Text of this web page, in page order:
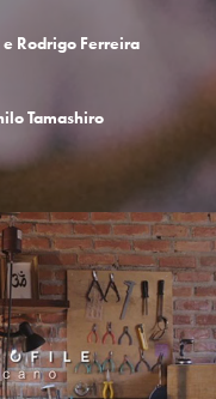
Rodrigo Ferreira
Tamashiro